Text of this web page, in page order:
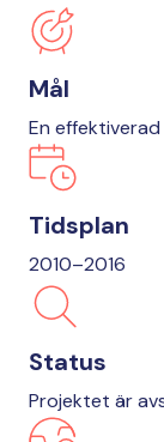
Mål
En
Tidsplan
2010–2016
Status
Projektet är